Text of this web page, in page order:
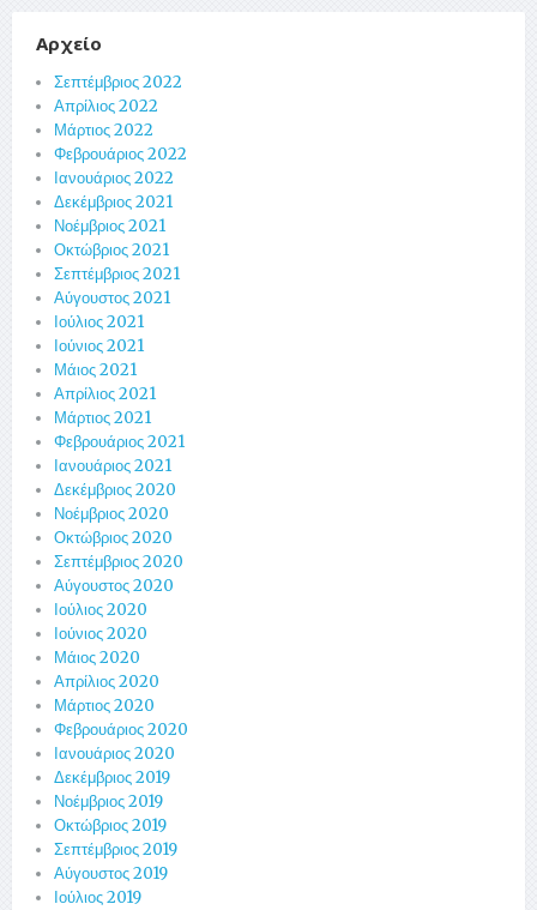
Αρχείο
Σεπτέμβριος 2022
Απρίλιος 2022
Μάρτιος 2022
Φεβρουάριος 2022
Ιανουάριος 2022
Δεκέμβριος 2021
Νοέμβριος 2021
Οκτώβριος 2021
Σεπτέμβριος 2021
Αύγουστος 2021
Ιούλιος 2021
Ιούνιος 2021
Μάιος 2021
Απρίλιος 2021
Μάρτιος 2021
Φεβρουάριος 2021
Ιανουάριος 2021
Δεκέμβριος 2020
Νοέμβριος 2020
Οκτώβριος 2020
Σεπτέμβριος 2020
Αύγουστος 2020
Ιούλιος 2020
Ιούνιος 2020
Μάιος 2020
Απρίλιος 2020
Μάρτιος 2020
Φεβρουάριος 2020
Ιανουάριος 2020
Δεκέμβριος 2019
Νοέμβριος 2019
Οκτώβριος 2019
Σεπτέμβριος 2019
Αύγουστος 2019
Ιούλιος 2019